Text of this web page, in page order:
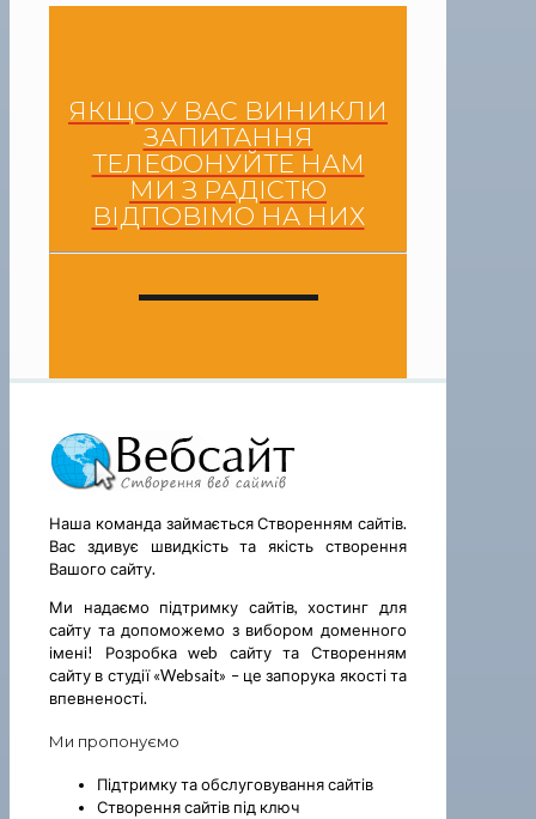
ЯКЩО У ВАС ВИНИКЛИ
ЗАПИТАННЯ
ТЕЛЕФОНУЙТЕ НАМ
МИ З РАДІСТЮ
ВІДПОВІМО НА НИХ
Наша команда займається Створенням сайтів.
Вас здивує швидкість та якість створення
Вашого сайту.
Ми надаємо підтримку сайтів, хостинг для
сайту та допоможемо з вибором доменного
імені! Розробка web сайту та Створенням
сайту в студії «Websait» – це запорука якості та
впевненості.
Ми пропонуємо
Підтримку та обслуговування сайтів
Створення сайтів під ключ